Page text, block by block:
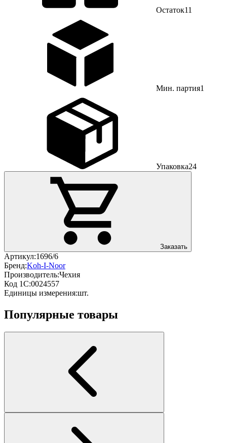
Остаток11
Мин. партия1
Упаковка24
Заказать
Артикул:1696/6
Бренд:Koh-I-Noor
Производитель:Чехия
Код 1С:0024557
Единицы измерения:шт.
Популярные товары